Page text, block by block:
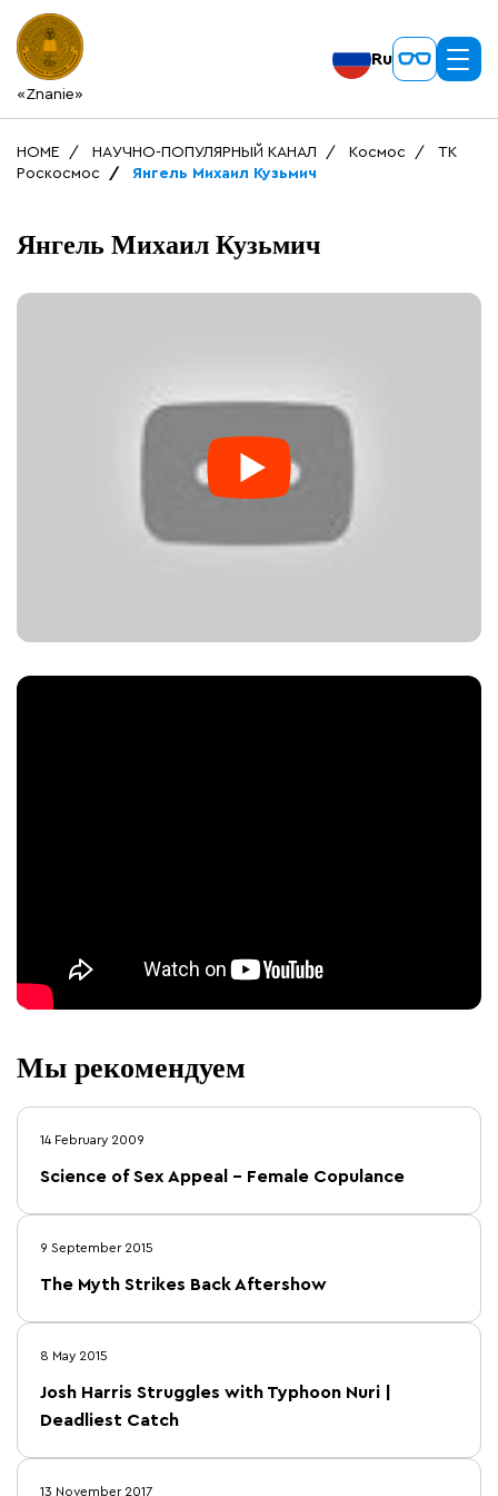
«Znanie»
Ru
HOME НАУЧНО-ПОПУЛЯРНЫЙ КАНАЛ Космос
ТК
Роскосмос
Янгель Михаил Кузьмич
Янгель Михаил Кузьмич
Мы рекомендуем
14 February 2009
Science of Sex Appeal – Female Copulance
9 September 2015
The Myth Strikes Back Aftershow
8 May 2015
Josh Harris Struggles with Typhoon Nuri |
Deadliest Catch
13 November 2017